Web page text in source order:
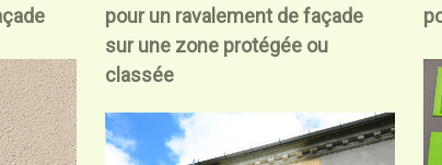
pour un ravalement de façade
sur une zone protégée ou
classée